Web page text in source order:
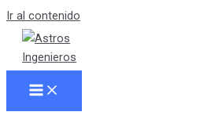
Ir al contenido